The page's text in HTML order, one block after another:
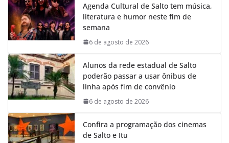
Agenda Cultural de Salto tem música,
literatura e humor neste fim de
semana
6 de agosto de 2026
Alunos da rede estadual de Salto
poderão passar a usar ônibus de
linha após fim de convênio
6 de agosto de 2026
Confira a programação dos cinemas
de Salto e Itu